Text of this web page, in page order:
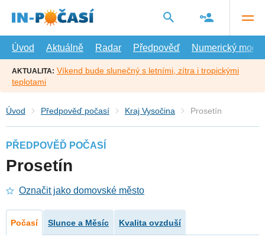
hlavní
Úvod
Aktuálně Radar Předpověď Numerický model
AKTUALITA: Víkend bude slunečný s letními, zítra i tropickými
teplotami
Úvod Předpověď počasí Kraj Vysočina Prosetín
PŘEDPOVĚĎ POČASÍ
Prosetín
Označit jako domovské město
Počasí Slunce a Měsíc Kvalita ovzduší